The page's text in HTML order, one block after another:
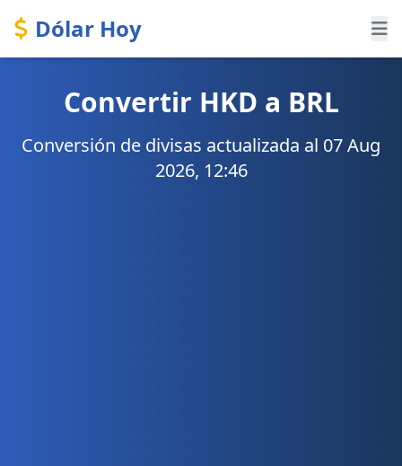
Dólar Hoy
Convertir HKD a BRL
Conversión de divisas actualizada al 07 Aug
2026, 12:46